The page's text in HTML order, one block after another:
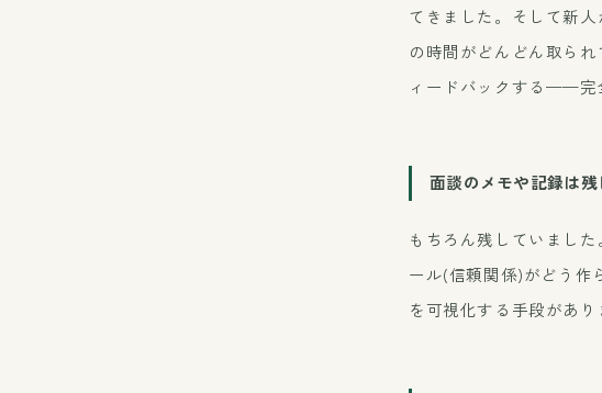
てきました。そして新
の時間がどんどん取ら
ィードバックする——完
面談のメモや記録は
もちろん残していまし
ール(信頼関係)がどう作
を可視化する手段があり